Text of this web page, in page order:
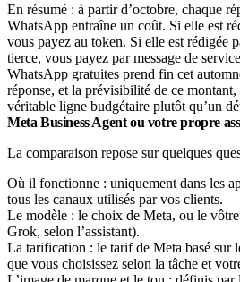
En résumé : à partir d’octobre, chaque
WhatsApp entraîne un coût. Si elle est
vous payez au token. Si elle est rédigée
tierce, vous payez par message de
WhatsApp gratuites prend fin cet
réponse, et la prévisibilité de ce
véritable ligne budgétaire plutôt qu’un
Meta Business Agent ou votre propre
La comparaison repose sur quelques
Où il fonctionne : uniquement dans les
tous les canaux utilisés par vos clients.
Le modèle : le choix de Meta, ou le
Grok, selon l’assistant).
La tarification : le tarif de Meta basé sur
que vous choisissez selon la tâche et